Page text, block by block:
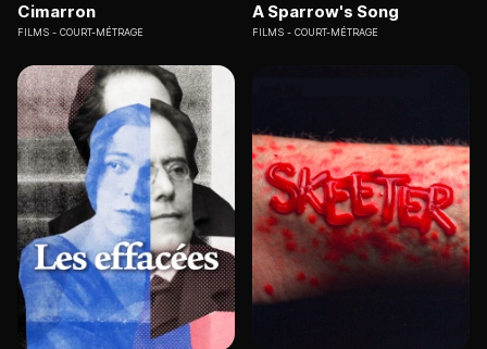
Cimarron
FILMS COURT-MÉTRAGE
A Sparrow's Song
FILMS COURT-MÉTRAGE